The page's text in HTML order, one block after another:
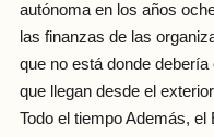
autónoma en los años
las finanzas de las
que no está donde
que llegan desde el
Todo el tiempo Además,